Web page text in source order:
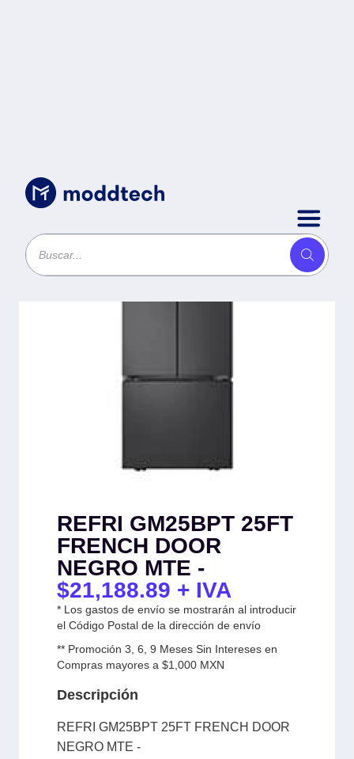
FRENCH DOOR NEGRO MTE -
REFRI GM25BPT 25FT
FRENCH DOOR
NEGRO MTE -
$21,188.89 + IVA
* Los gastos de envío se mostrarán al introducir
el Código Postal de la dirección de envío
** Promoción 3, 6, 9 Meses Sin Intereses en
Compras mayores a $1,000 MXN
Descripción
REFRI GM25BPT 25FT FRENCH DOOR
NEGRO MTE -